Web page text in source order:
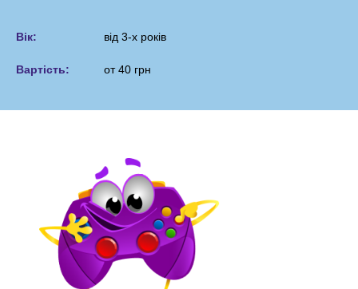
Вік: від 3-х років
Вартість: от 40 грн